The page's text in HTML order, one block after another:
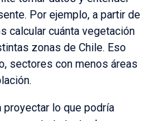
Por ejemplo, a partir de
calcular cuánta vegetación
zonas de Chile. Eso
sectores con menos áreas
proyectar lo que podría